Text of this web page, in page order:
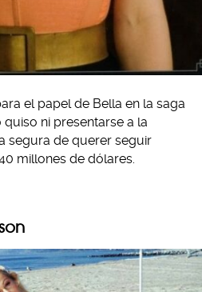
el papel de Bella en la saga
quiso ni presentarse a la
segura de querer seguir
millones de dólares.